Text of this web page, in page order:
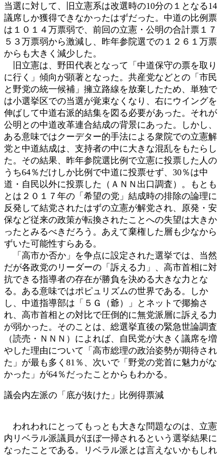
当選に対して、旧立憲系は改選時の10分の１となる14
議席しか獲得できなかったはずだった。中道の比例票
は１０１４万票弱で、前回の立憲・公明の合計票１７
５３万票弱から激減し、昨年参院選での１２６１万票
からも大きく減少した。
旧立憲は、野田代表となって「中道保守の票を取り
に行く」傾向が顕著となった。共産党などとの「市民
と野党の統一候補」擁立路線を放棄したため、単独で
は小選挙区での当選が覚束なくなり、右にウイングを
伸ばして中道右派的結集を図る必要があった。それが
公明との中道改革連合結成の背景にあった。しかし、
ある意味ではクーデター的手法による衆院での立憲解
党と中道結成は、支持者の中に大きな混乱をもたらし
た。その結果、昨年参院選比例で立憲に投票した人の
うち64％だけしか比例で中道に投票せず、30％は中
道・自民以外に投票した（ＡＮＮ出口調査）。もとも
とは２０１７年の「希望の党」結成時の排除の論理に
反発して結党されたはずの立憲が解党され、原発・安
保など従来の政策が転換されたことへの失望は大きか
ったとみるべきだろう。あえて棄権した層も少なから
ずいた可能性すらある。
「高市か否か」を争点に設定された選挙では、当然
だが各政党のリーダーの「訴える力」、高市首相に対
抗できる指導者の存在が勝負を決める大きな力とな
る。ある意味ではポピュリズムの世界である。しか
し、中道指導部は「５Ｇ（爺）」とネットで揶揄さ
れ、高市首相との対比で圧倒的に無党派層に訴える力
が弱かった。そのことは、総選挙直後の緊急世論調査
（読売・ＮＮＮ）によれば、自民党が大きく議席を増
やした理由について「高市総理の政治姿勢が期待され
た」が最も多く81％、次いで「野党の党首に魅力がな
かった」が64％だったことからもわかる。
議会内左派の「底が抜けた」比例得票減
われわれにとってもっとも大きな問題なのは、立憲
内リベラル派議員がほぼ一掃されるという選挙結果に
なったことである。リベラル派とは言えないかもしれ